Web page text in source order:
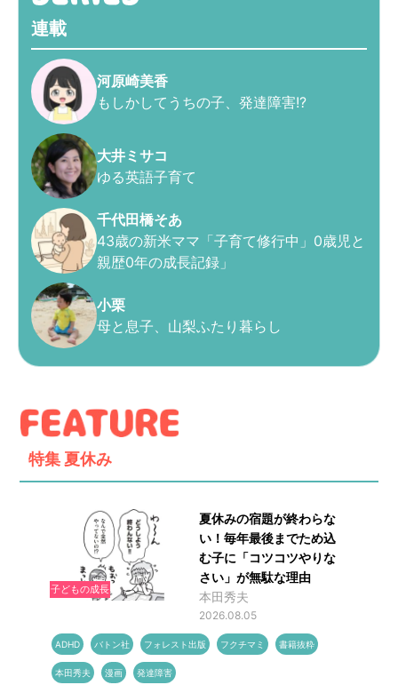
連載
河原崎美香
もしかしてうちの子、発達障害!?
大井ミサコ
ゆる英語子育て
千代田橋そあ
43歳の新米ママ「子育て修行中」0歳児と
親歴0年の成長記録」
小栗
母と息子、山梨ふたり暮らし
特集 夏休み
子どもの成長
夏休みの宿題が終わらな
い！毎年最後までため込
む子に「コツコツやりな
さい」が無駄な理由
本田秀夫
2026.08.05
ADHD バトン社 フォレスト出版 フクチマミ 書籍抜粋
本田秀夫 漫画 発達障害